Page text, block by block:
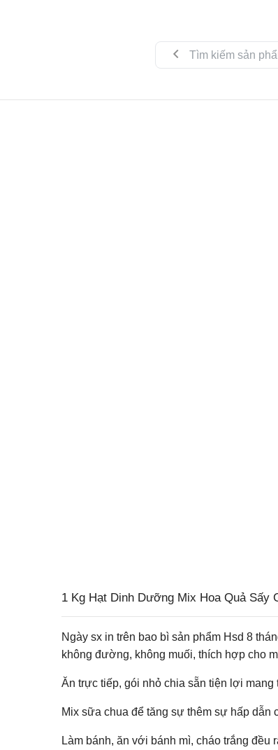
1 Kg Hạt Dinh Dưỡng Mix Hoa Quả Sấy
Ngày sx in trên bao bì sản phẩm Hsd 8
không đường, không muối, thích hợp cho
Ăn trực tiếp, gói nhỏ chia sẵn tiện lợi mang
Mix sữa chua để tăng sự thêm sự hấp dẫn
Làm bánh, ăn với bánh mì, cháo trắng đều